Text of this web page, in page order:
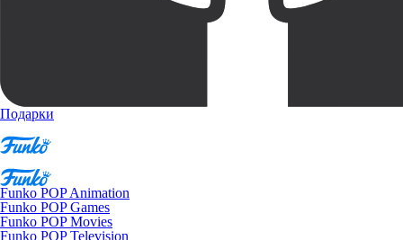
Подарки
Funko POP Animation
Funko POP Games
Funko POP Movies
Funko POP Television